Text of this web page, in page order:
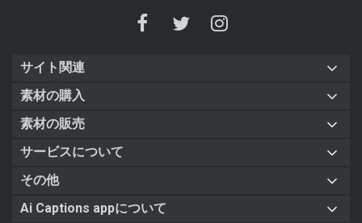
サイト関連
素材の購入
素材の販売
サービスについて
その他
Ai Captions appについて